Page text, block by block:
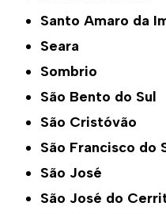
Santo Amaro da
Seara
Sombrio
São Bento do Sul
São Cristóvão
São Francisco do
São José
São José do